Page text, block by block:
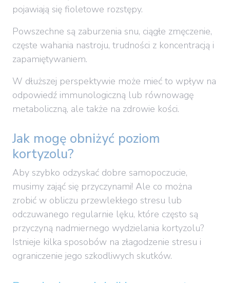
pojawiają się fioletowe rozstępy.
Powszechne są zaburzenia snu, ciągłe zmęczenie,
częste wahania nastroju, trudności z koncentracją i
zapamiętywaniem.
W dłuższej perspektywie może mieć to wpływ na
odpowiedź immunologiczną lub równowagę
metaboliczną, ale także na zdrowie kości.
Jak mogę obniżyć poziom
kortyzolu?
Aby szybko odzyskać dobre samopoczucie,
musimy zająć się przyczynami! Ale co można
zrobić w obliczu przewlekłego stresu lub
odczuwanego regularnie lęku, które często są
przyczyną nadmiernego wydzielania kortyzolu?
Istnieje kilka sposobów na złagodzenie stresu i
ograniczenie jego szkodliwych skutków.